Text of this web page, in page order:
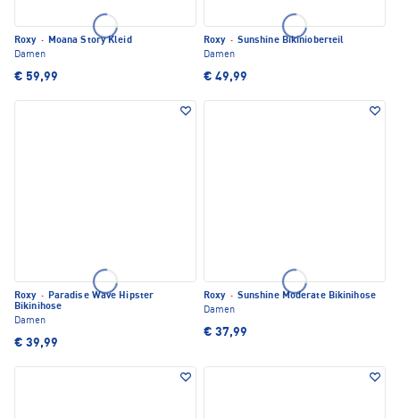
Roxy · Moana Story Kleid
Damen
€ 59,99
Roxy · Sunshine Bikinioberteil
Damen
€ 49,99
Roxy · Paradise Wave Hipster
Bikinihose
Damen
€ 39,99
Roxy · Sunshine Moderate Bikinihose
Damen
€ 37,99